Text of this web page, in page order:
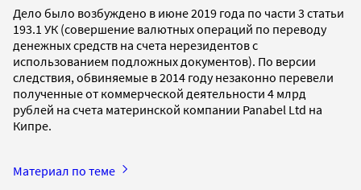
Дело было возбуждено в июне 2019 года по части 3 статьи
193.1 УК (совершение валютных операций по переводу
денежных средств на счета нерезидентов с
использованием подложных документов). По версии
следствия, обвиняемые в 2014 году незаконно перевели
полученные от коммерческой деятельности 4 млрд
рублей на счета материнской компании Panabel Ltd на
Кипре.
Материал по теме